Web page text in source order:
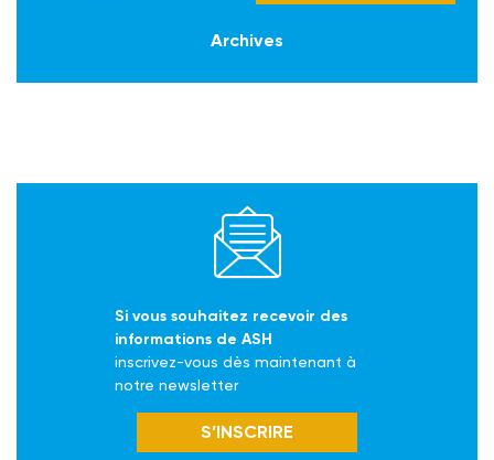
Archives
Si vous souhaitez recevoir des
informations de ASH
inscrivez-vous dès maintenant à
notre newsletter
S’INSCRIRE